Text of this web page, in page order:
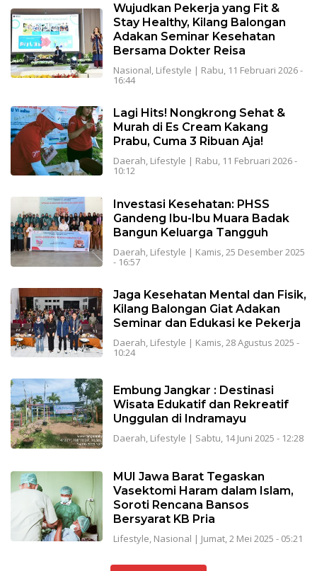
Wujudkan Pekerja yang Fit &
Stay Healthy, Kilang Balongan
Adakan Seminar Kesehatan
Bersama Dokter Reisa
Nasional, Lifestyle | Rabu, 11 Februari 2026 -
16:44
Lagi Hits! Nongkrong Sehat &
Murah di Es Cream Kakang
Prabu, Cuma 3 Ribuan Aja!
Daerah, Lifestyle | Rabu, 11 Februari 2026 -
10:12
Investasi Kesehatan: PHSS
Gandeng Ibu-Ibu Muara Badak
Bangun Keluarga Tangguh
Daerah Lifestyle | Kamis, 25 Desember 2025
- 16:57
Jaga Kesehatan Mental dan Fisik,
Kilang Balongan Giat Adakan
Seminar dan Edukasi ke Pekerja
Daerah, Lifestyle | Kamis, 28 Agustus 2025 -
10:24
Embung Jangkar : Destinasi
Wisata Edukatif dan Rekreatif
Unggulan di Indramayu
Daerah, Lifestyle | Sabtu, 14 Juni 2025 - 12:28
MUI Jawa Barat Tegaskan
Vasektomi Haram dalam Islam,
Soroti Rencana Bansos
Bersyarat KB Pria
Lifestyle, Nasional | Jumat, 2 Mei 2025 - 05:21